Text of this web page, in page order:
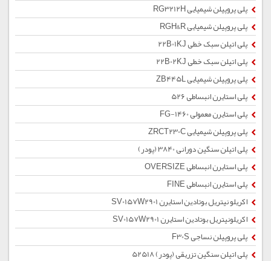
پلی پروپیلن شیمیایی RG3212H
پلی پروپیلن شیمیایی RGH&R
پلی اتیلن سبک خطی 22B01KJ
پلی اتیلن سبک خطی 22B02KJ
پلی پروپیلن شیمیایی ZB445L
پلی استایرن انبساطی 526
پلی استایرن معمولی 1460-FG
پلی پروپیلن شیمیایی ZRCT230C
پلی اتیلن سنگین دورانی 3840 (پودر)
پلی استایرن انبساطی OVERSIZE
پلی استایرن انبساطی FINE
اکریلو نیتریل بوتادین استایرن SV0157W2901
اکریلونیتریل بوتادین استایرن SV0157W2901
پلی پروپیلن نساجی F30S
پلی اتیلن سنگین تزریقی (پودر) 52518